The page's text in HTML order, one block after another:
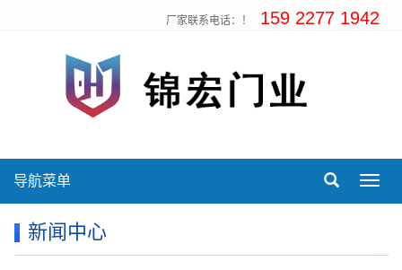
厂家联系电话：！ 159 2277 1942
导航菜单
新闻中心